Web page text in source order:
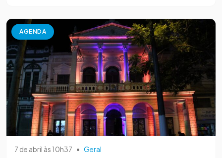
AGENDA
7 de abril às 10h37 • Geral